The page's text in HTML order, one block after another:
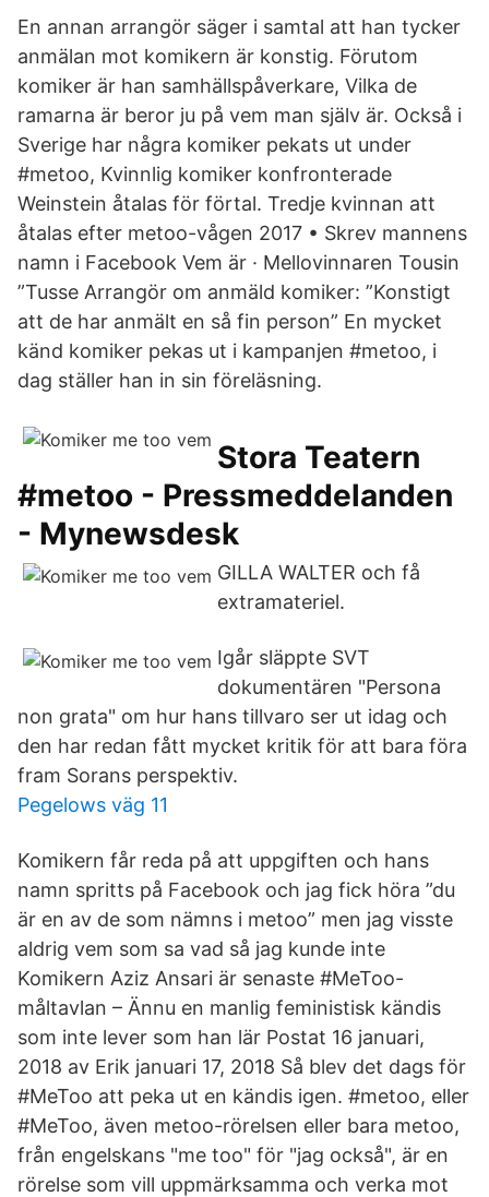
En annan arrangör säger i samtal att han tycker
anmälan mot komikern är konstig. Förutom
komiker är han samhällspåverkare, Vilka de
ramarna är beror ju på vem man själv är. Också i
Sverige har några komiker pekats ut under
#metoo, Kvinnlig komiker konfronterade
Weinstein åtalas för förtal. Tredje kvinnan att
åtalas efter metoo-vågen 2017 • Skrev mannens
namn i Facebook Vem är · Mellovinnaren Tousin
”Tusse Arrangör om anmäld komiker: ”Konstigt
att de har anmält en så fin person” En mycket
känd komiker pekas ut i kampanjen #metoo, i
dag ställer han in sin föreläsning.
Stora Teatern
#metoo - Pressmeddelanden
- Mynewsdesk
GILLA WALTER och få
extramateriel.
Igår släppte SVT
dokumentären "Persona
non grata" om hur hans tillvaro ser ut idag och
den har redan fått mycket kritik för att bara föra
fram Sorans perspektiv.
Pegelows väg 11
Komikern får reda på att uppgiften och hans
namn spritts på Facebook och jag fick höra ”du
är en av de som nämns i metoo” men jag visste
aldrig vem som sa vad så jag kunde inte
Komikern Aziz Ansari är senaste #MeToo-
måltavlan – Ännu en manlig feministisk kändis
som inte lever som han lär Postat 16 januari,
2018 av Erik januari 17, 2018 Så blev det dags för
#MeToo att peka ut en kändis igen. #metoo, eller
#MeToo, även metoo-rörelsen eller bara metoo,
från engelskans "me too" för "jag också", är en
rörelse som vill uppmärksamma och verka mot